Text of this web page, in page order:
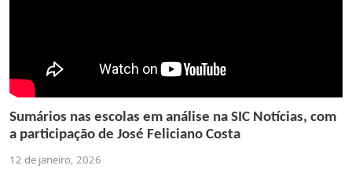
Sumários nas escolas em análise na SIC Notícias, com
a participação de José Feliciano Costa
12 de janeiro, 2026